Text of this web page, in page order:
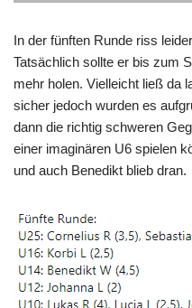
In der fünften Runde riss
Tatsächlich sollte er bis zum
mehr holen. Vielleicht ließ da
sicher jedoch wurden es
dann die richtig schweren
einer imaginären U6 spielen
und auch Benedikt blieb dran.